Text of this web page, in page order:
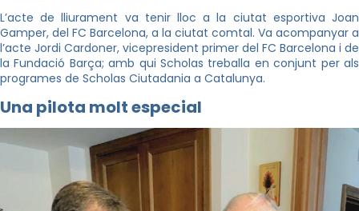
L’acte de lliurament va tenir lloc a la ciutat esportiva Joan
Gamper, del FC Barcelona, a la ciutat comtal. Va acompanyar a
l’acte Jordi Cardoner, vicepresident primer del FC Barcelona i de
la Fundació Barça; amb qui Scholas treballa en conjunt per als
programes de Scholas Ciutadania a Catalunya.
Una pilota molt especial